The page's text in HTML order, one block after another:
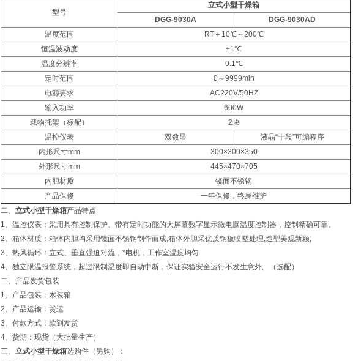
型号
立式小型干燥箱
DGG-9030A
DGG-9030AD
温度范围
RT＋10℃～200℃
恒温波动度
±1℃
温度分辨率
0.1℃
定时范围
0～9999min
电源要求
AC220V/50HZ
输入功率
600W
载物托架（标配）
2块
温控仪表
双数显
液晶“十段”可编程序
内形尺寸mm
300×300×350
外形尺寸mm
445×470×705
内胆材质
镜面不锈钢
产品保修
一年保修，终身维护
二、 立式小型干燥箱产品特点
1、温控仪表：采用具有控制保护、带有定时功能的大屏幕数字显示微电脑温度控制器，控制精确可靠。
2、箱体材质：箱体内胆均采用镜面不锈钢制作而成,箱体外胆采优质钢板喷塑处理,造型美观新颖;
3、热风循环：立式、垂直强迫对流，*电机，工作室温度均匀
4、独立限温报警系统，超过限制温度即自动中断，保证实验安全运行不发生意外。（选配）
二、产品发货包装
1、产品包装：木装箱
2、产品运输：货运
3、付款方式：款到发货
4、货期：现货（大批量生产）
三、 立式小型干燥箱选购件（另购）：